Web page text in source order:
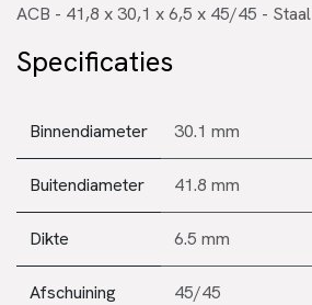
ACB - 41,8 x 30,1 x 6,5 x 45/45 - Staal
Specificaties
Binnendiameter 30.1 mm
Buitendiameter 41.8 mm
Dikte 6.5 mm
Afschuining 45/45